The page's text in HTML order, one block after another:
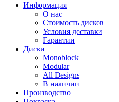
Информация
О нас
Стоимость дисков
Условия доставки
Гарантии
Диски
Monoblock
Modular
All Designs
В наличии
Производство